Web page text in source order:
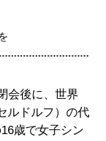
会後に、世界
ルドルフ）の代
歳で女子シン